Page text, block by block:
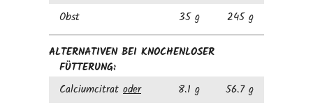
Obst
35 g 245 g
ALTERNATIVEN BEI KNOCHENLOSER
FÜTTERUNG:
Calciumcitrat oder 8.1 g
56.7 g